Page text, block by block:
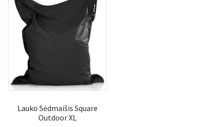
Lauko Sėdmaišis Square
Outdoor XL